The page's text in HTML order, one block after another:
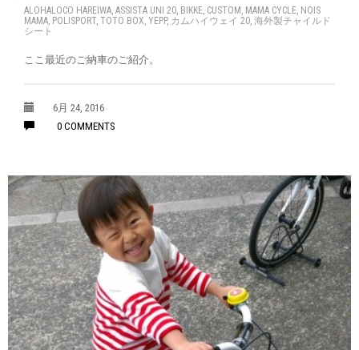
ALOHALOCO HAREIWA, ASSISTA UNI 20, BIKKE, CUSTOM , MAMA CYCLE, NOIS
MAMA, POLISPORT, TOTO BOX, YEPP, カムハイウェイ 20, 海外製チャイルド
シート
ここ最近のご納車のご紹介。
6月 24, 2016
0 COMMENTS